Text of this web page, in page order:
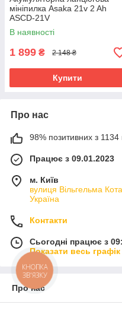
мініпилка Asaka 21v 2 Ah
ASCD-21V
В наявності
1 899 ₴ 2 148 ₴
Купити
Про нас
98% позитивних з 1134
Працює з 09.01.2023
м. Київ
вулиця Вільгельма
Україна
Контакти
Сьогодні працює з
Показати весь
Про нас
КНОПКА
ЗВ'ЯЗКУ